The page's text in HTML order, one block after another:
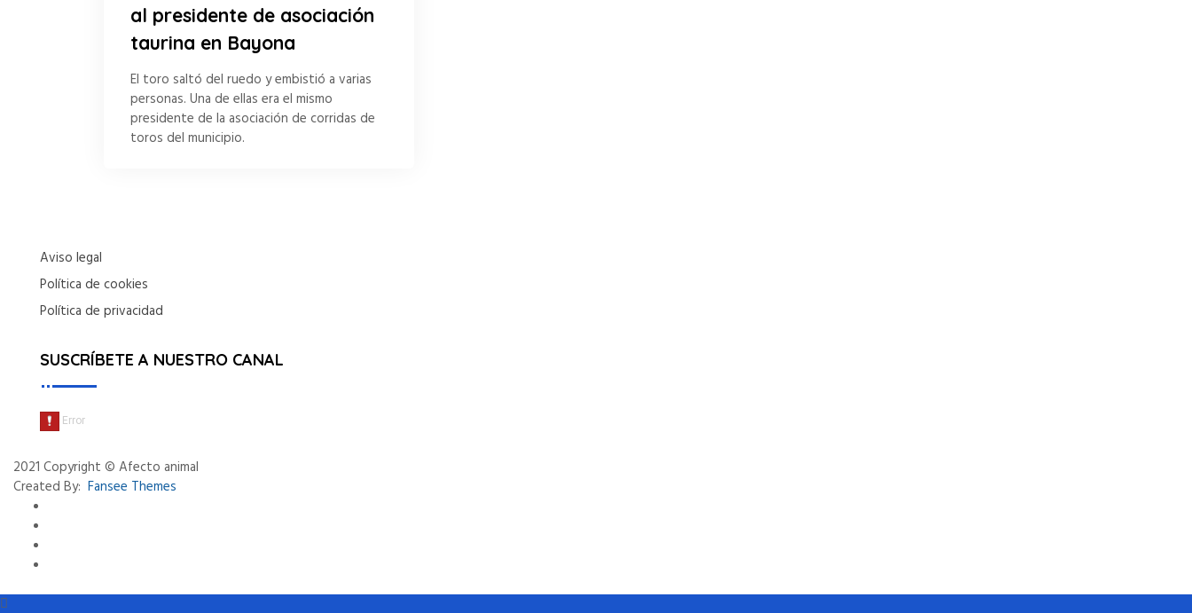
al presidente de asociación
taurina en Bayona
El toro saltó del ruedo y embistió a varias
personas. Una de ellas era el mismo
presidente de la asociación de corridas de
toros del municipio.
Aviso legal
Política de cookies
Política de privacidad
SUSCRÍBETE A NUESTRO CANAL
2021 Copyright © Afecto animal
Created By: Fansee Themes